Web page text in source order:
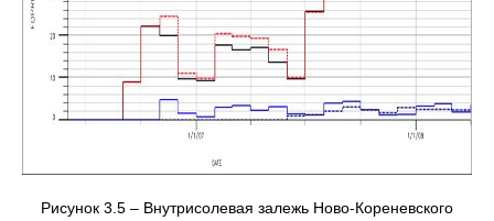
Рисунок 3.5 – Внутрисолевая залежь Ново-Кореневского